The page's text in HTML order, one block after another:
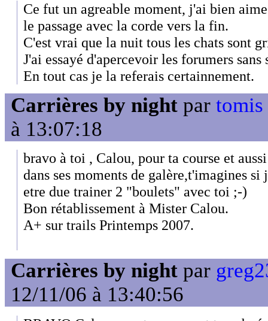
Ce fut un agreable moment, j'ai bien
le passage avec la corde vers la fin.
C'est vrai que la nuit tous les chats sont
J'ai essayé d'apercevoir les forumers sans
En tout cas je la referais certainnement.
Carrières by night par
à 13:07:18
bravo à toi , Calou, pour ta course et
dans ses moments de galère,t'imagines
etre due trainer 2 "boulets" avec toi ;-)
Bon rétablissement à Mister Calou.
A+ sur trails Printemps 2007.
Carrières by night par
12/11/06 à 13:40:56